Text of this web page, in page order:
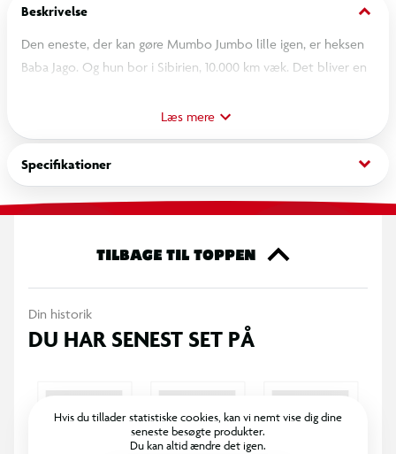
Beskrivelse keyboard_arrow_down
Den eneste, der kan gøre Mumbo Jumbo lille igen, er heksen
Baba Jago. Og hun bor i Sibirien, 10.000 km væk. Det bliver en
hun gøre Mumbo Jumbo lille igen?
Læs mere
Specifikationer keyboard_arrow_down
TILBAGE TIL TOPPEN
Din historik
DU HAR SENEST SET PÅ
Hvis du tillader statistiske cookies, kan vi nemt vise dig dine
seneste besøgte produkter.
Du kan altid ændre det igen.